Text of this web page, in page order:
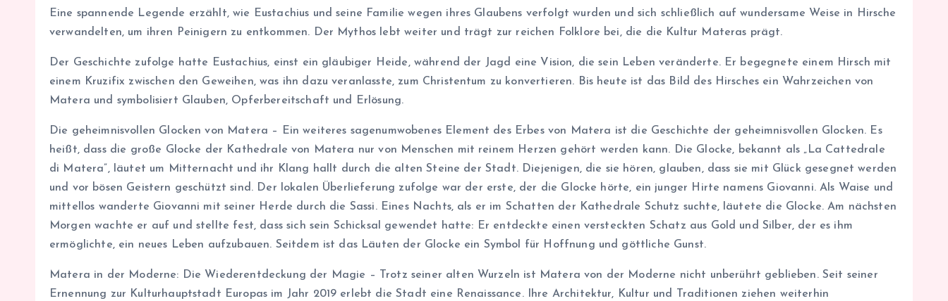
Eine spannende Legende erzählt, wie Eustachius und seine Familie wegen ihres Glaubens verfolgt wurden und sich schließlich auf wundersame Weise in Hirsche
verwandelten, um ihren Peinigern zu entkommen. Der Mythos lebt weiter und trägt zur reichen Folklore bei, die die Kultur Materas prägt.
Der Geschichte zufolge hatte Eustachius, einst ein gläubiger Heide, während der Jagd eine Vision, die sein Leben veränderte. Er begegnete einem Hirsch mit
einem Kruzifix zwischen den Geweihen, was ihn dazu veranlasste, zum Christentum zu konvertieren. Bis heute ist das Bild des Hirsches ein Wahrzeichen von
Matera und symbolisiert Glauben, Opferbereitschaft und Erlösung.
Die geheimnisvollen Glocken von Matera – Ein weiteres sagenumwobenes Element des Erbes von Matera ist die Geschichte der geheimnisvollen Glocken. Es
heißt, dass die große Glocke der Kathedrale von Matera nur von Menschen mit reinem Herzen gehört werden kann. Die Glocke, bekannt als „La Cattedrale
di Matera”, läutet um Mitternacht und ihr Klang hallt durch die alten Steine der Stadt. Diejenigen, die sie hören, glauben, dass sie mit Glück gesegnet werden
und vor bösen Geistern geschützt sind. Der lokalen Überlieferung zufolge war der erste, der die Glocke hörte, ein junger Hirte namens Giovanni. Als Waise und
mittellos wanderte Giovanni mit seiner Herde durch die Sassi. Eines Nachts, als er im Schatten der Kathedrale Schutz suchte, läutete die Glocke. Am nächsten
Morgen wachte er auf und stellte fest, dass sich sein Schicksal gewendet hatte: Er entdeckte einen versteckten Schatz aus Gold und Silber, der es ihm
ermöglichte, ein neues Leben aufzubauen. Seitdem ist das Läuten der Glocke ein Symbol für Hoffnung und göttliche Gunst.
Matera in der Moderne: Die Wiederentdeckung der Magie – Trotz seiner alten Wurzeln ist Matera von der Moderne nicht unberührt geblieben. Seit seiner
Ernennung zur Kulturhauptstadt Europas im Jahr 2019 erlebt die Stadt eine Renaissance. Ihre Architektur, Kultur und Traditionen ziehen weiterhin